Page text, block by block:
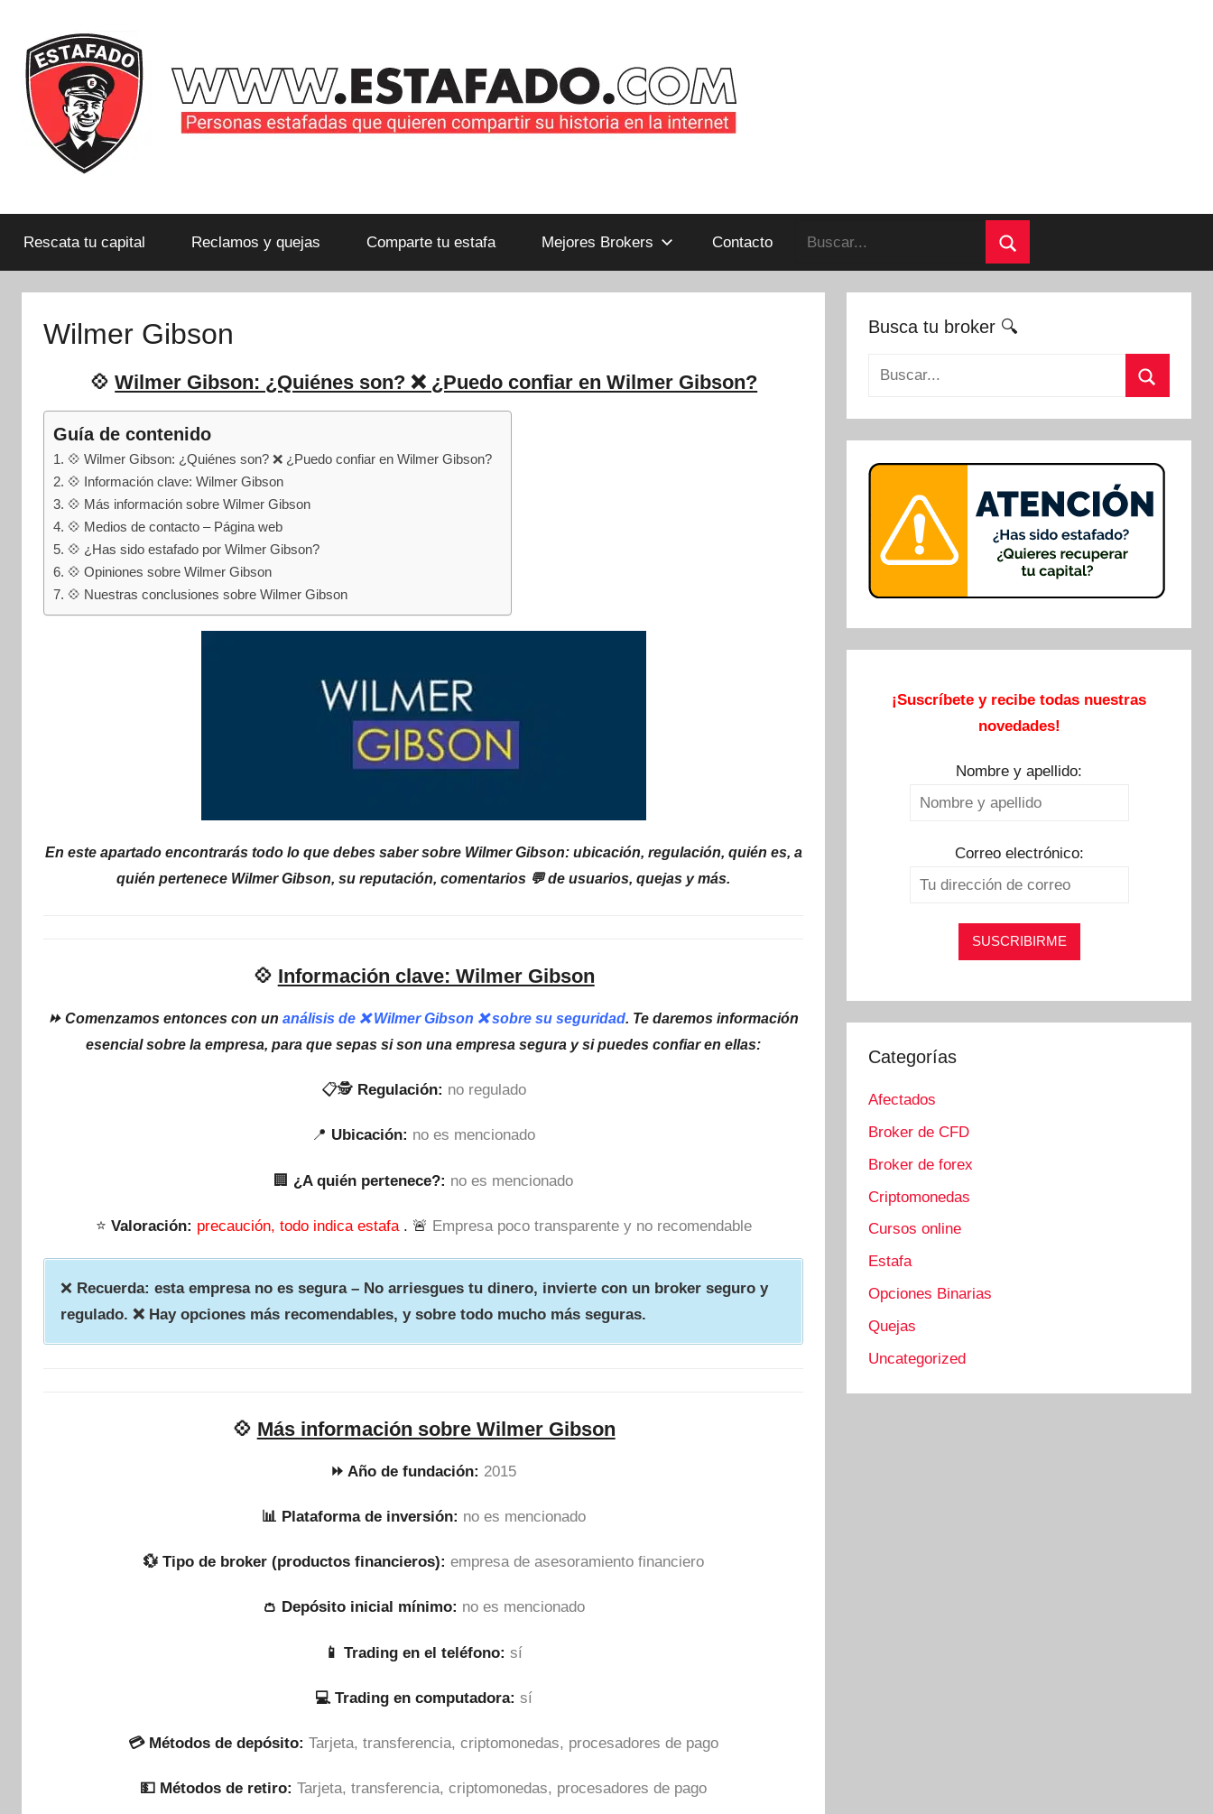
contenido
estafadas
que
historia
Estafado.com
Rescata tu capital Reclamos y quejas Comparte tu estafa Mejores Brokers Contacto
Buscar:
Buscar
Wilmer Gibson
💠Wilmer Gibson: ¿Quiénes son? ❌ ¿Puedo confiar en Wilmer Gibson?
Guía de contenido
💠 Wilmer Gibson: ¿Quiénes son? ❌ ¿Puedo confiar en Wilmer Gibson?
💠 Información clave: Wilmer Gibson
💠 Más información sobre Wilmer Gibson
💠 Medios de contacto – Página web
💠 ¿Has sido estafado por Wilmer Gibson?
💠 Opiniones sobre Wilmer Gibson
💠 Nuestras conclusiones sobre Wilmer Gibson
En este apartado encontrarás todo lo que debes saber sobre Wilmer Gibson: ubicación, regulación, quién es, a
quién pertenece Wilmer Gibson, su reputación, comentarios 💬 de usuarios, quejas y más.
💠 Información clave: Wilmer Gibson
⏩ Comenzamos entonces con unanálisis de ❌ Wilmer Gibson ❌ sobre su seguridad. Te daremos información
esencial sobre la empresa, para que sepas si son una empresa segura y si puedes confiar en ellas:
📋🕵 Regulación: no regulado
📍 Ubicación: no es mencionado
🏢 ¿A quién pertenece?: no es mencionado
⭐ Valoración: precaución, todo indica estafa . 🚨 Empresa poco transparente y no recomendable
❌ Recuerda: esta empresa no es segura – No arriesgues tu dinero, invierte con un broker seguro y
regulado. ❌ Hay opciones más recomendables, y sobre todo mucho más seguras.
💠 Más información sobre Wilmer Gibson
⏩ Año de fundación: 2015
📊 Plataforma de inversión: no es mencionado
💱 Tipo de broker (productos financieros): empresa de asesoramiento financiero
👛 Depósito inicial mínimo: no es mencionado
📱 Trading en el teléfono: sí
💻 Trading en computadora: sí
💳 Métodos de depósito: Tarjeta, transferencia, criptomonedas, procesadores de pago
💵​ Métodos de retiro: Tarjeta, transferencia, criptomonedas, procesadores de pago
Busca tu broker 🔍
Buscar:
¡Suscríbete y recibe todas nuestras
novedades!
Nombre y apellido:
Correo electrónico:
Categorías
Afectados
Broker de CFD
Broker de forex
Criptomonedas
Cursos online
Estafa
Opciones Binarias
Quejas
Uncategorized